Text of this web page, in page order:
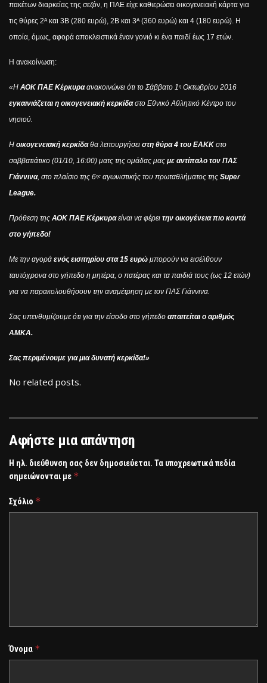
πακέτων διαρκείας της σεζόν, η ΠΑΕ είχε καθιερώσει οικογενειακή κάρτα για
τις θύρες 2Ακαι 3Β (280 ευρώ), 2Β και 3Α(360 ευρώ) και 4 (180 ευρώ). Η
οποία, όμως, αφορά αποκλειστικά έναν γονιό κι ένα παιδί έως 17 ετών.
Η ανακοίνωση:
«Η ΑΟΚ ΠΑΕ Κέρκυραανακοινώνει ότι το Σάββατο 1η Οκτωβρίου 2016
εγκαινιάζεται η οικογενειακή κερκίδαστο Εθνικό Αθλητικό Κέντρο του
νησιού.
Η οικογενειακή κερκίδαθα λειτουργήσει στη θύρα 4 του ΕΑΚΚ στο
σαββατιάτικο (01/10, 16:00) ματς της ομάδας μας με αντίπαλο τον ΠΑΣ
Γιάννινα, στο πλαίσιο της 6ης αγωνιστικής του πρωταθλήματος της Super
League.
Πρόθεση της ΑΟΚ ΠΑΕ Κέρκυραείναι να φέρει την οικογένεια πιο κοντά
στο γήπεδο!
Με την αγορά ενός εισιτηρίου στα 15 ευρώ μπορούν να εισέλθουν
ταυτόχρονα στο γήπεδο η μητέρα, ο πατέρας και τα παιδιά τους (ως 12 ετών)
για να παρακολουθήσουν την αναμέτρηση με τον ΠΑΣ Γιάννινα.
Σας υπενθυμίζουμε ότι για την είσοδο στο γήπεδο απαιτείται ο αριθμός
ΑΜΚΑ.
Σας περιμένουμε για μια δυνατή κερκίδα!»
No related posts.
Αφήστε μια απάντηση
Η ηλ. διεύθυνση σας δεν δημοσιεύεται. Τα υποχρεωτικά πεδία
σημειώνονται με *
Σχόλιο *
Όνομα *